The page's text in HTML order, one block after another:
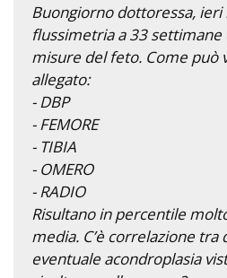
Buongiorno dottoressa, ieri
flussimetria a 33
misure del feto. Come può
allegato:
- DBP
- FEMORE
- TIBIA
- OMERO
- RADIO
Risultano in percentile
media. C’è correlazione
eventuale acondroplasia